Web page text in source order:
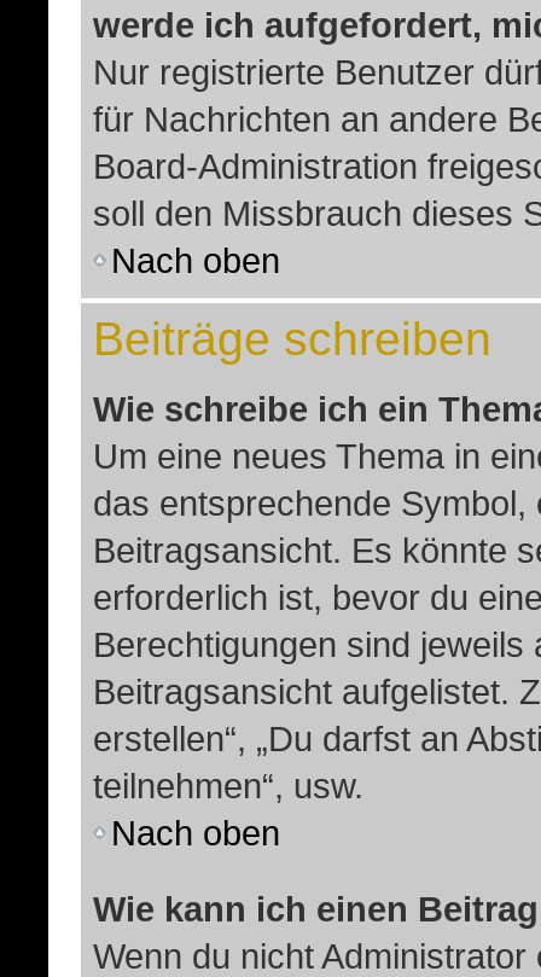
werde ich aufgefordert,
Nur registrierte Benutzer
für Nachrichten an andere
Board-Administration
soll den Missbrauch dieses
Nach oben
Beiträge schreiben
Wie schreibe ich ein
Um eine neues Thema in
das entsprechende
Beitragsansicht. Es könnte
erforderlich ist, bevor du
Berechtigungen sind
Beitragsansicht aufgelistet.
erstellen“, „Du darfst an
teilnehmen“, usw.
Nach oben
Wie kann ich einen
Wenn du nicht